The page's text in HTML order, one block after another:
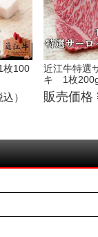
枚100
込）
近江牛特選
キ 1枚